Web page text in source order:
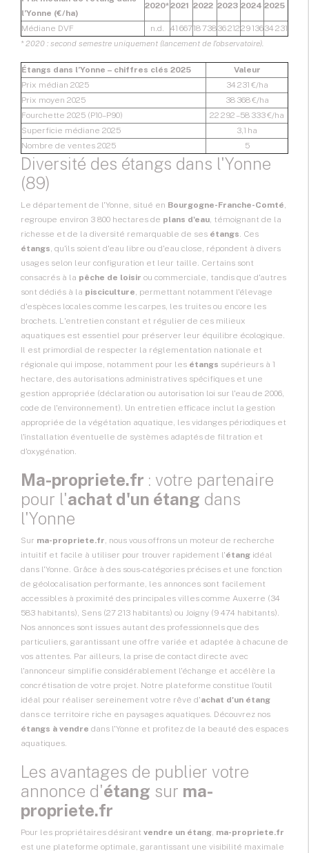
l’Yonne (€/ha)
2020*2021 2022 2023 2024 2025
Médiane DVF n.d. 41 66718 73836 21229 13634 231
* 2020 : second semestre uniquement (lancement de l’observatoire).
Étangs dans l’Yonne – chiffres clés 2025
Valeur
Prix médian 2025
34 231 €/ha
Prix moyen 2025
38 368 €/ha
Fourchette 2025 (P10–P90)
22 292 – 58 333 €/ha
Superficie médiane 2025
3,1 ha
Nombre de ventes 2025
5
Diversité des étangs dans l'Yonne
(89)
Le département de l'Yonne, situé en Bourgogne-Franche-Comté,
regroupe environ 3 800 hectares de plans d'eau, témoignant de la
richesse et de la diversité remarquable de ses étangs. Ces
étangs, qu'ils soient d'eau libre ou d'eau close, répondent à divers
usages selon leur configuration et leur taille. Certains sont
consacrés à la pêche de loisir ou commerciale, tandis que d'autres
sont dédiés à la pisciculture, permettant notamment l'élevage
d'espèces locales comme les carpes, les truites ou encore les
brochets. L'entretien constant et régulier de ces milieux
aquatiques est essentiel pour préserver leur équilibre écologique.
Il est primordial de respecter la réglementation nationale et
régionale qui impose, notamment pour les étangs supérieurs à 1
hectare, des autorisations administratives spécifiques et une
gestion appropriée (déclaration ou autorisation loi sur l'eau de 2006,
code de l'environnement). Un entretien efficace inclut la gestion
appropriée de la végétation aquatique, les vidanges périodiques et
l'installation éventuelle de systèmes adaptés de filtration et
d'oxygénation.
Ma-propriete.fr : votre partenaire
pour l'achat d'un étang dans
l'Yonne
Sur ma-propriete.fr, nous vous offrons un moteur de recherche
intuitif et facile à utiliser pour trouver rapidement l'étang idéal
dans l'Yonne. Grâce à des sous-catégories précises et une fonction
de géolocalisation performante, les annonces sont facilement
accessibles à proximité des principales villes comme Auxerre (34
583 habitants), Sens (27 213 habitants) ou Joigny (9 474 habitants).
Nos annonces sont issues autant des professionnels que des
particuliers, garantissant une offre variée et adaptée à chacune de
vos attentes. Par ailleurs, la prise de contact directe avec
l'annonceur simplifie considérablement l'échange et accélère la
concrétisation de votre projet. Notre plateforme constitue l'outil
idéal pour réaliser sereinement votre rêve d'achat d'un étang
dans ce territoire riche en paysages aquatiques. Découvrez nos
étangs à vendre dans l'Yonne et profitez de la beauté des espaces
aquatiques.
Les avantages de publier votre
annonce d'étang sur ma-
propriete.fr
Pour les propriétaires désirant vendre un étang, ma-propriete.fr
est une plateforme optimale, garantissant une visibilité maximale